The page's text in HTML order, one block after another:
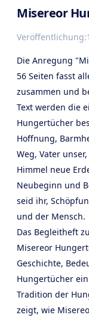
Misereor
Veröffentlichung:
Die Anregung
56 Seiten fasst
zusammen und
Text werden die
Hungertücher
Hoffnung,
Weg, Vater
Himmel neue
Neubeginn und
seid ihr,
und der Mensch.
Das Begleitheft
Misereor
Geschichte,
Hungertücher
Tradition der
zeigt, wie